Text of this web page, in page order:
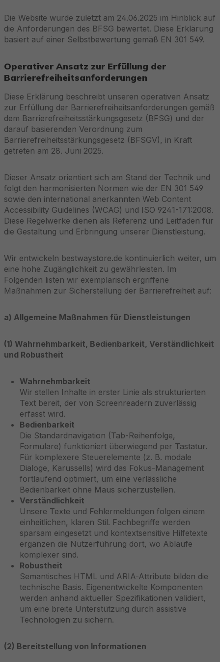
Die Website wurde zuletzt am 24.06.2025 im Hinblick auf
die Anforderungen des BFSG bewertet. Diese Erklärung
basiert auf einer Selbstbewertung gemäß EN 301 549.
Operativer Ansatz zur Erfüllung der
Barrierefreiheitsanforderungen
Diese Erklärung beschreibt unseren operativen Ansatz
zur Erfüllung der Barrierefreiheitsanforderungen gemäß
dem Barrierefreiheitsstärkungsgesetz (BFSG) und der
darauf basierenden Verordnung zum
Barrierefreiheitsstärkungsgesetz (BFSGV), in Kraft
getreten am 28. Juni 2025.
Dieser Ansatz orientiert sich am Stand der Technik und
folgt den harmonisierten Normen wie der EN 301 549
sowie den international anerkannten Web Content
Accessibility Guidelines (WCAG) und ISO 9241-171:2008.
Diese Regelwerke dienen als Referenz und Leitfaden für
die Gestaltung und Erbringung unserer Dienstleistung.
Wir entwickeln bestwaystore.de kontinuierlich weiter, um
eine hohe Zugänglichkeit zu gewährleisten. Im
Folgenden listen wir exemplarisch ergriffene
Maßnahmen zur Sicherstellung der Barrierefreiheit auf:
a) Allgemeine Maßnahmen für Dienstleistungen
(1) Wahrnehmbarkeit, Bedienbarkeit, Verständlichkeit
und Robustheit
Wahrnehmbarkeit
Wir stellen Inhalte in erster Linie als strukturierten
Text bereit, der von Screenreadern zuverlässig
erfasst wird.
Bedienbarkeit
Die Standardnavigation (Tab-Reihenfolge,
Formulare) funktioniert überwiegend per Tastatur.
Für komplexere Steuerelemente (z. B. modale
Dialoge, Karussells) wird das Fokus-Management
fortlaufend optimiert, um eine verlässliche
Bedienbarkeit ohne Maus sicherzustellen.
Verständlichkeit
Unsere Texte und Fehlermeldungen folgen einem
einheitlichen, klaren Stil. Fachbegriffe werden
sparsam eingesetzt und kontextsensitive Hilfetexte
ergänzen die Nutzerführung dort, wo Abläufe
komplexer sind.
Robustheit
Semantisches HTML und ARIA-Attribute bilden die
technische Basis. Eigenentwickelte Komponenten
werden anhand aktueller Spezifikationen validiert,
um eine breite Unterstützung durch assistive
Technologien zu sichern.
(2) Bereitstellung von Informationen